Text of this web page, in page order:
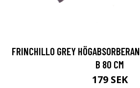
FRINCHILLO GREY
B 80 CM
179 SEK